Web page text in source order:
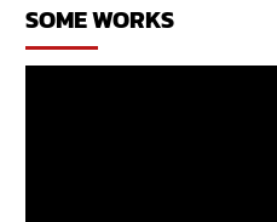
SOME WORKS